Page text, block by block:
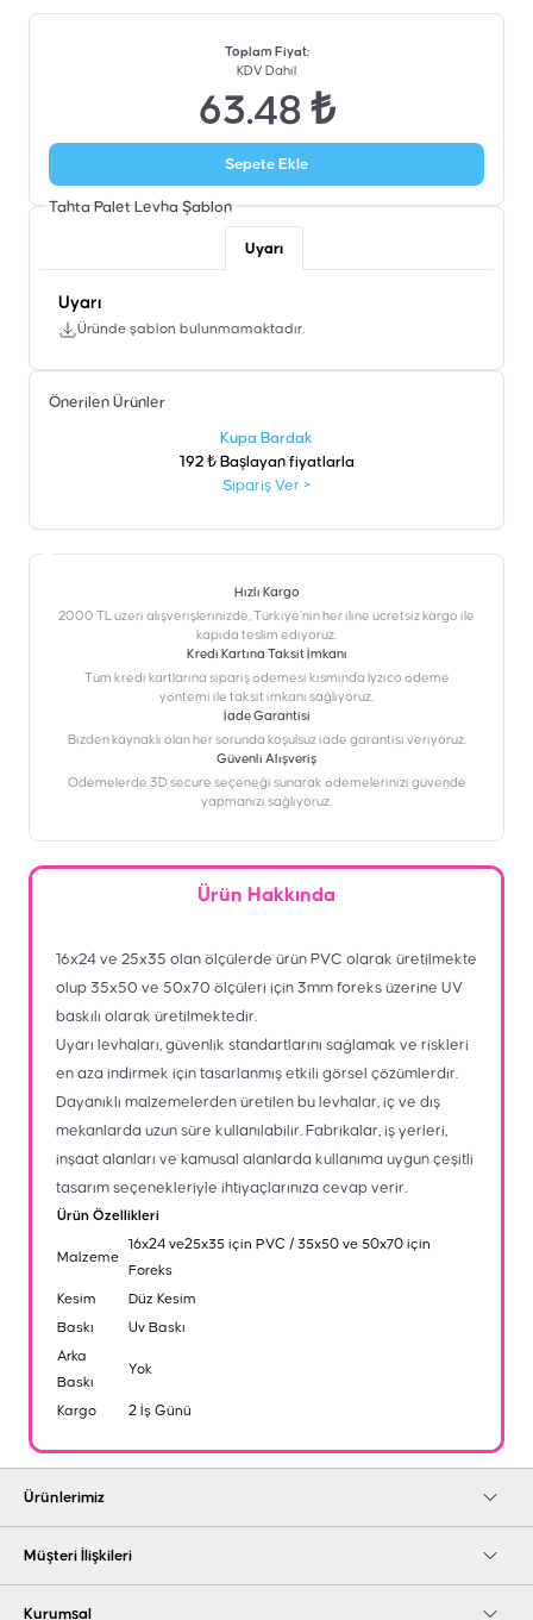
Toplam Fiyat:
KDV Dahil
63.48 ₺
Sepete Ekle
Tahta Palet Levha Şablon
Uyarı
Uyarı
Üründe şablon bulunmamaktadır.
Önerilen Ürünler
Kupa Bardak
192 ₺ Başlayan fiyatlarla
Sipariş Ver >
Hızlı Kargo
2000 TL üzeri alışverişlerinizde, Türkiye’nin her iline ücretsiz kargo ile
kapıda teslim ediyoruz.
Kredi Kartına Taksit İmkanı
‎Tüm kredi kartlarına sipariş ödemesi kısmında İyzico ödeme
yöntemi ile taksit imkanı sağlıyoruz.
İade Garantisi
Bizden kaynaklı olan her sorunda koşulsuz iade garantisi veriyoruz.
Güvenli Alışveriş
Ödemelerde 3D secure seçeneği sunarak ödemelerinizi güvende
yapmanızı sağlıyoruz.
Ürün Hakkında
16x24 ve 25x35 olan ölçülerde ürün PVC olarak üretilmekte
olup 35x50 ve 50x70 ölçüleri için 3mm foreks üzerine UV
baskılı olarak üretilmektedir.
Uyarı levhaları, güvenlik standartlarını sağlamak ve riskleri
en aza indirmek için tasarlanmış etkili görsel çözümlerdir.
Dayanıklı malzemelerden üretilen bu levhalar, iç ve dış
mekanlarda uzun süre kullanılabilir. Fabrikalar, iş yerleri,
inşaat alanları ve kamusal alanlarda kullanıma uygun çeşitli
tasarım seçenekleriyle ihtiyaçlarınıza cevap verir.
Ürün Özellikleri
Malzeme
16x24 ve25x35 için PVC / 35x50 ve 50x70 için
Foreks
Kesim
Düz Kesim
Baskı
Uv Baskı
Arka
Baskı
Yok
Kargo 2 İş Günü
Ürünlerimiz
Müşteri İlişkileri
Kurumsal